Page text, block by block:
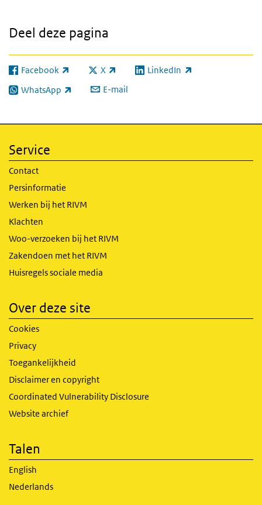
Deel deze pagina
Facebook
(externe link) X
(externe link) LinkedIn
(externe link)
WhatsApp
(externe link) E-mail
Service
Contact
Persinformatie
Werken bij het RIVM
Klachten
Woo-verzoeken bij het RIVM
Zakendoen met het RIVM
Huisregels sociale media
Over deze site
Cookies
Privacy
Toegankelijkheid
Disclaimer en copyright
Coordinated Vulnerability Disclosure
Website archief
Talen
English
Nederlands